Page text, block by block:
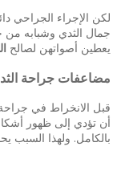
لكن الإجراء الجراحي
جمال الثدي وشبابه من
يعطين أصواتهن لصالح
مضاعفات جراحة
قبل الانخراط في
أن تؤدي إلى ظهور
بالكامل. ولهذا السبب